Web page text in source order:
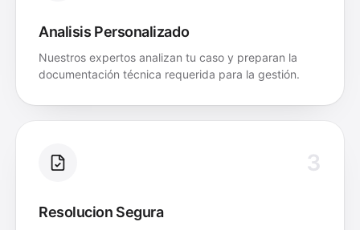
Analisis Personalizado
Nuestros expertos analizan tu caso y preparan la
documentación técnica requerida para la gestión.
3
Resolucion Segura